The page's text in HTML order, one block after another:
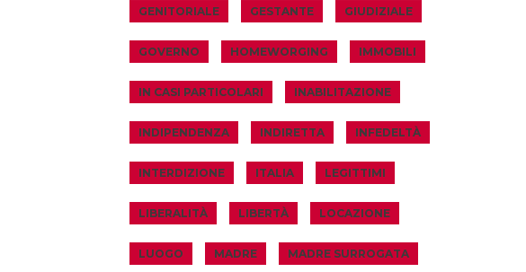
GENITORIALE GESTANTE GIUDIZIALE
GOVERNO HOMEWORGING IMMOBILI
IN CASI PARTICOLARI INABILITAZIONE
INDIPENDENZA INDIRETTA INFEDELTÀ
INTERDIZIONE ITALIA LEGITTIMI
LIBERALITÀ LIBERTÀ LOCAZIONE
LUOGO MADRE MADRE SURROGATA